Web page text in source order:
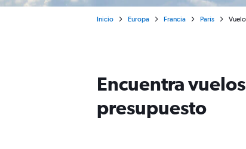
Inicio Europa Francia París
Encuentra
presupuesto